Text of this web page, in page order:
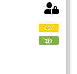
csv
zip